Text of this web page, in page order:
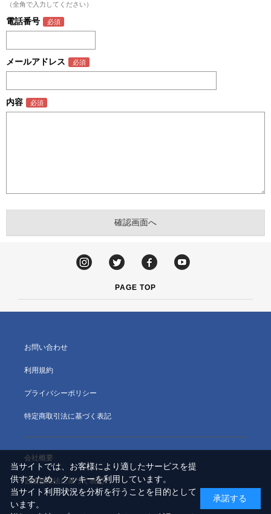
（全角で入力してください）
電話番号
メールアドレス
内容
PAGE TOP
お問い合わせ
利用規約
プライバシーポリシー
特定商取引法に基づく表記
会社概要
古物営業法に基づく表記
当サイトでは、お客様により適したサービスを提
供するため、クッキーを利用しています。
当サイト利用状況を分析を行うことを目的として
います。
承諾する